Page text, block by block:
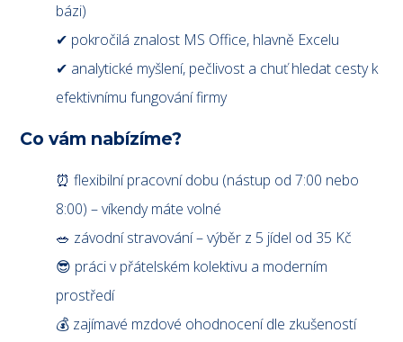
bázi)
✔ pokročilá znalost MS Office, hlavně Excelu
✔ analytické myšlení, pečlivost a chuť hledat cesty k
efektivnímu fungování firmy
Co vám nabízíme?
⏰ flexibilní pracovní dobu (nástup od 7:00 nebo
8:00) – víkendy máte volné
🥗 závodní stravování – výběr z 5 jídel od 35 Kč
😎 práci v přátelském kolektivu a moderním
prostředí
💰 zajímavé mzdové ohodnocení dle zkušeností